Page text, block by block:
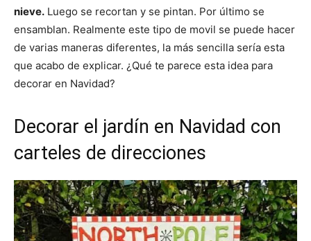
nieve. Luego se recortan y se pintan. Por último se
ensamblan. Realmente este tipo de movil se puede hacer
de varias maneras diferentes, la más sencilla sería esta
que acabo de explicar. ¿Qué te parece esta idea para
decorar en Navidad?
Decorar el jardín en Navidad con
carteles de direcciones